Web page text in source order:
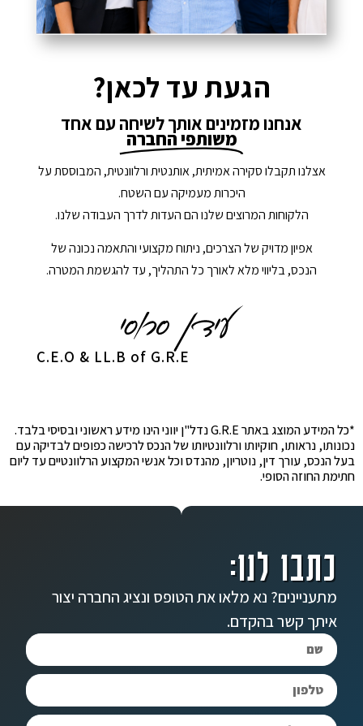
הגעת עד לכאן?
אנחנו מזמינים אותך לשיחה עם אחד
משותפי החברה
אצלנו תקבלו סקירה אמיתית, אותנטית ורלוונטית, המבוססת על
היכרות מעמיקה עם השטח.
הלקוחות המרוצים שלנו הם העדות לדרך העבודה שלנו.
אפיון מדויק של הצרכים, ניתוח מקצועי והתאמה נכונה של
הנכס, בליווי מלא לאורך כל התהליך, עד להגשמת המטרה.
C.E.O & LL.B of G.R.E
*כל המידע המוצג באתר G.R.E נדל"ן יווני הינו מידע ראשוני ובסיסי בלבד.
נכונותו, נראותו, חוקיותו ורלוונטיותו של הנכס לרכישה כפופים לבדיקה עם
בעל הנכס, עורך דין, נוטריון, מהנדס וכל אנשי המקצוע הרלוונטיים עד ליום
חתימת החוזה הסופי.
כתבו לנו:
מתעניינים? נא מלאו את הטופס ונציג החברה יצור
איתך קשר בהקדם.